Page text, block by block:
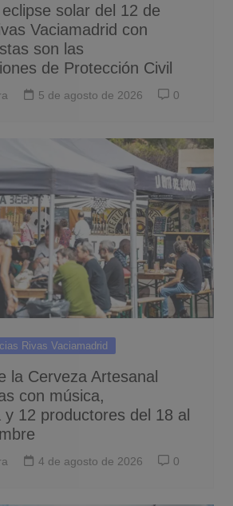
solar del 12 de
Vaciamadrid con
son las
de Protección Civil
5 de agosto de 2026 0
Rivas Vaciamadrid
la Cerveza Artesanal
con música,
12 productores del 18 al
4 de agosto de 2026 0